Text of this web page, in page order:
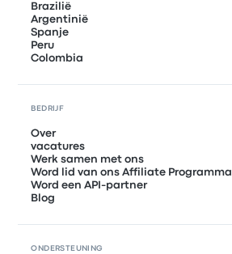
Brazilië
Argentinië
Spanje
Peru
Colombia
BEDRIJF
Over
vacatures
Werk samen met ons
Word lid van ons Affiliate Programma
Word een API-partner
Blog
ONDERSTEUNING